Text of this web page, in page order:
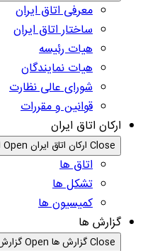
معرفی اتاق ایران
ساختار اتاق ایران
هیات رئیسه
هیات نمایندگان
شورای عالی نظارت
قوانین و مقررات
ارکان اتاق ایران
Close ارکان اتاق ایران Open ارکان اتاق ایران
اتاق ها
تشکل ها
کمیسیون ها
گزارش ها
Close گزارش ها Open گزارش ها